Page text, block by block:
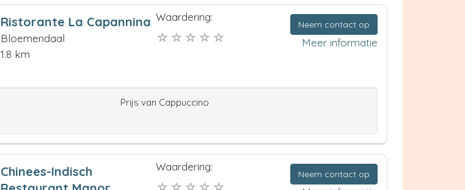
Ristorante La Capannina
Bloemendaal
1.8 km
Waardering:
Neem contact op
Meer informatie
Prijs van Cappuccino
Chinees-Indisch
Waardering:
Neem contact op